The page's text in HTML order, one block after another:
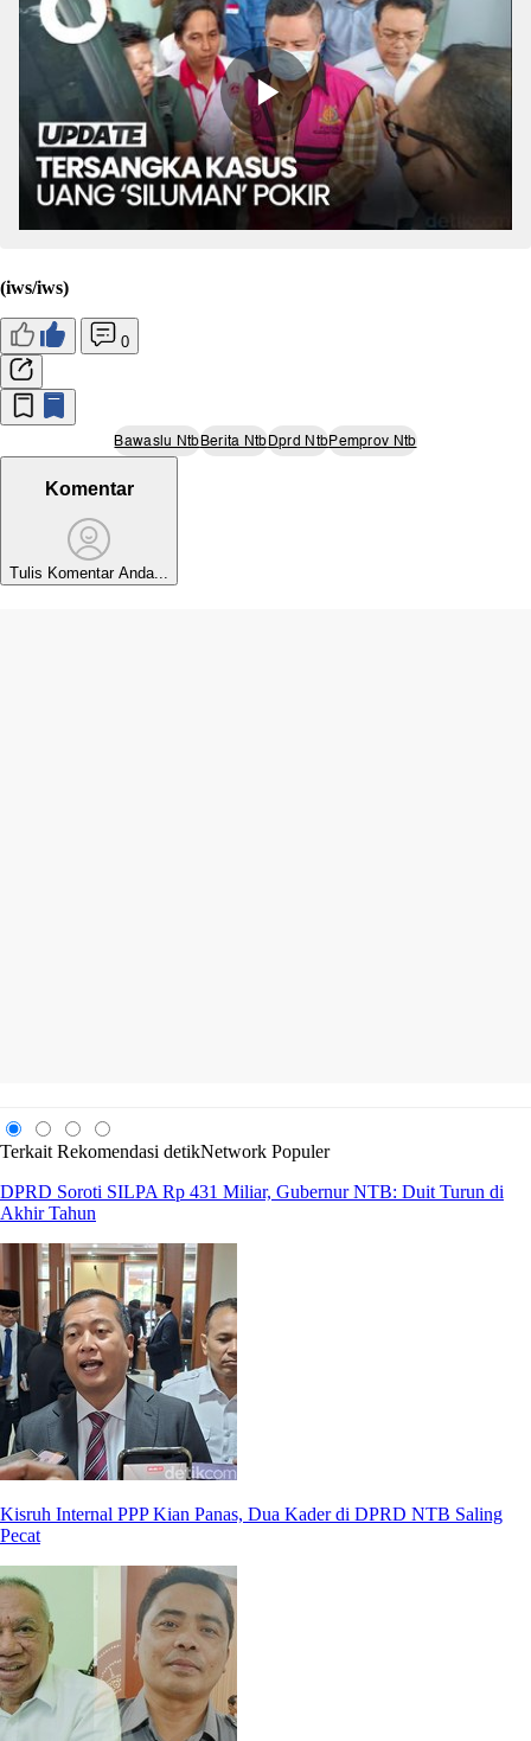
(iws/iws)
0
Bawaslu NtbBerita NtbDprd NtbPemprov Ntb
Komentar
Tulis Komentar Anda...
Terkait Rekomendasi detikNetwork Populer
DPRD Soroti SILPA Rp 431 Miliar, Gubernur NTB: Duit Turun di
Akhir Tahun
Kisruh Internal PPP Kian Panas, Dua Kader di DPRD NTB Saling
Pecat